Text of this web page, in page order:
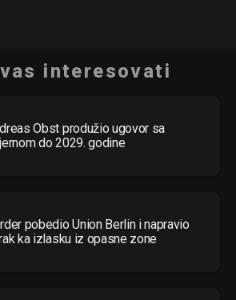
interesovati
Obst produžio ugovor sa
do 2029. godine
pobedio Union Berlin i napravio
ka izlasku iz opasne zone